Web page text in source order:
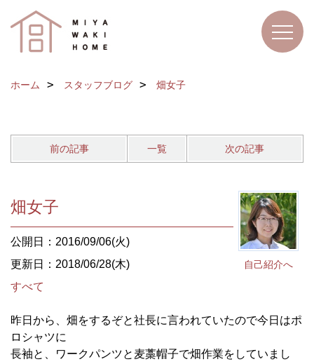
ホーム スタッフブログ 畑女子
前の記事 一覧 次の記事
自己紹介へ
畑女子
公開日：2016/09/06(火)
更新日：2018/06/28(木)
すべて
昨日から、畑をするぞと社長に言われていたので今日はポ
ロシャツに
長袖と、ワークパンツと麦藁帽子で畑作業をしていまし